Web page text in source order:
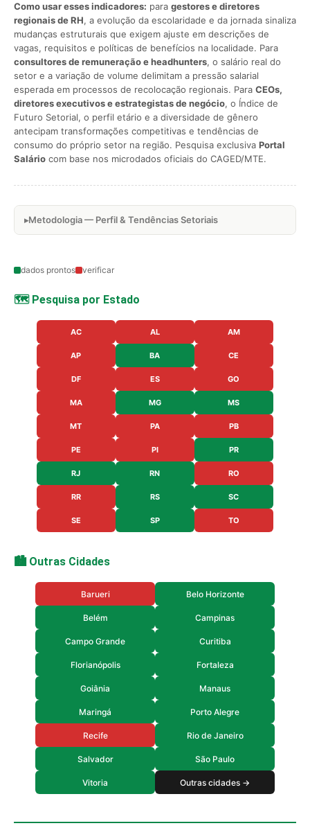
Como usar esses indicadores: para gestores e diretores
regionais de RH, a evolução da escolaridade e da jornada sinaliza
mudanças estruturais que exigem ajuste em descrições de
vagas, requisitos e políticas de benefícios na localidade. Para
consultores de remuneração e headhunters, o salário real do
setor e a variação de volume delimitam a pressão salarial
esperada em processos de recolocação regionais. Para CEOs,
diretores executivos e estrategistas de negócio, o Índice de
Futuro Setorial, o perfil etário e a diversidade de gênero
antecipam transformações competitivas e tendências de
consumo do próprio setor na região. Pesquisa exclusiva Portal
Salário com base nos microdados oficiais do CAGED/MTE.
Metodologia — Perfil & Tendências Setoriais
dados prontos verificar
🗺️ Pesquisa por Estado
AC AL AM
AP BA CE
DF ES GO
MA MG MS
MT PA PB
PE PI PR
RJ RN RO
RR RS SC
SE SP TO
🏙️ Outras Cidades
Barueri Belo Horizonte
Belém Campinas
Campo Grande Curitiba
Florianópolis Fortaleza
Goiânia Manaus
Maringá Porto Alegre
Recife Rio de Janeiro
Salvador São Paulo
Vitoria Outras cidades →